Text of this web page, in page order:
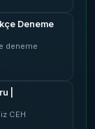
Deneme
deneme
|
CEH